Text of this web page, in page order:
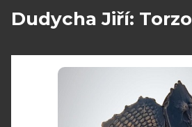
Dudycha Jiří: Torzo